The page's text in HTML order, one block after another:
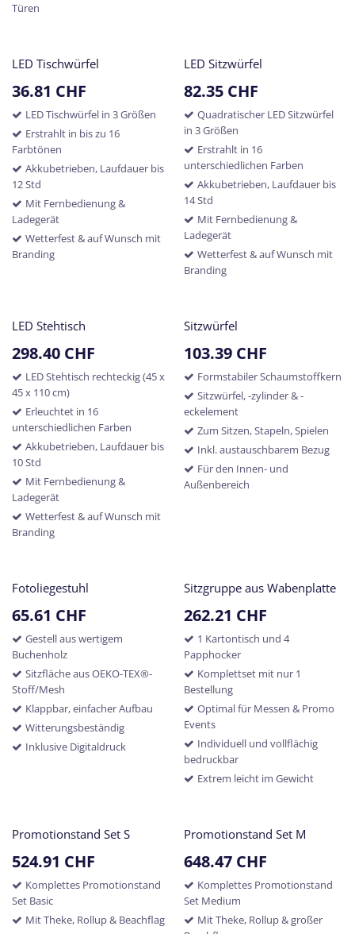
Türen
LED Tischwürfel
36.81 CHF
LED Tischwürfel in 3 Größen
Erstrahlt in bis zu 16
Farbtönen
Akkubetrieben, Laufdauer bis
12 Std
Mit Fernbedienung &
Ladegerät
Wetterfest & auf Wunsch mit
Branding
LED Sitzwürfel
82.35CHF
Quadratischer LED Sitzwürfel
in 3 Größen
Erstrahlt in 16
unterschiedlichen Farben
Akkubetrieben, Laufdauer bis
14 Std
Mit Fernbedienung &
Ladegerät
Wetterfest & auf Wunsch mit
Branding
LED Stehtisch
298.40 CHF
LED Stehtisch rechteckig (45 x
45 x 110 cm)
Erleuchtet in 16
unterschiedlichen Farben
Akkubetrieben, Laufdauer bis
10 Std
Mit Fernbedienung &
Ladegerät
Wetterfest & auf Wunsch mit
Branding
Sitzwürfel
103.39CHF
Formstabiler Schaumstoffkern
Sitzwürfel, -zylinder & -
eckelement
Zum Sitzen, Stapeln, Spielen
Inkl. austauschbarem Bezug
Für den Innen- und
Außenbereich
Fotoliegestuhl
65.61 CHF
Gestell aus wertigem
Buchenholz
Sitzfläche aus OEKO-TEX®-
Stoff/Mesh
Klappbar, einfacher Aufbau
Witterungsbeständig
Inklusive Digitaldruck
Sitzgruppe aus Wabenplatte
262.21 CHF
1 Kartontisch und 4
Papphocker
Komplettset mit nur 1
Bestellung
Optimal für Messen & Promo
Events
Individuell und vollflächig
bedruckbar
Extrem leicht im Gewicht
Promotionstand Set S
524.91 CHF
Komplettes Promotionstand
Set Basic
Mit Theke, Rollup & Beachflag
Promotionstand Set M
648.47CHF
Komplettes Promotionstand
Set Medium
Mit Theke, Rollup & großer